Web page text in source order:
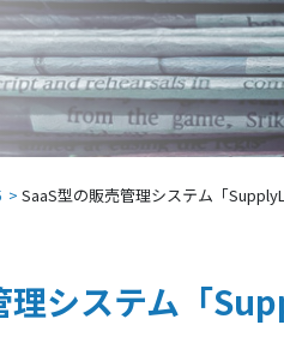
SaaS型の販売管理システム「
理システム「